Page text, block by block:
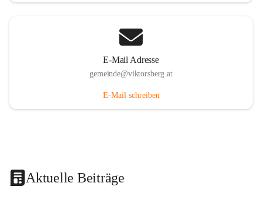
E-Mail Adresse
gemeinde@viktorsberg.at
E-Mail schreiben
Aktuelle Beiträge